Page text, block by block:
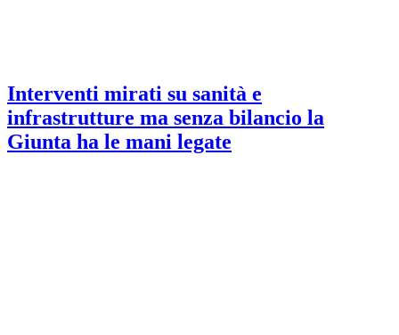
Interventi mirati su sanità e
infrastrutture ma senza bilancio la
Giunta ha le mani legate